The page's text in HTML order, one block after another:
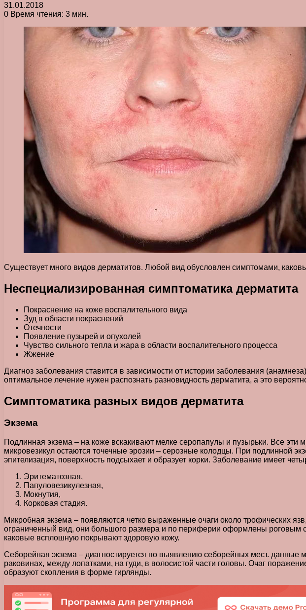
31.01.2018
0 Время чтения: 3 мин.
Существует много видов дерматитов. Любой вид обусловлен симптомами,
Неспециализированная симптоматика дерматита
Покраснение на коже воспалительного вида
Зуд в области покраснений
Отечности
Появление пузырей и опухолей
Чувство сильного тепла и жара в области воспалительного процесса
Жжение
Диагноз заболевания ставится в зависимости от истории заболевания
оптимальное лечение нужен распознать разновидность дерматита, а это
Симптоматика разных видов дерматита
Экзема
Подлинная экзема – на коже вскакивают мелке серопапулы и пузырьки. Все
микровезикул остаются точечные эрозии – серозные колодцы. При подлинной
эпителизация, поверхность подсыхает и образует корки. Заболевание имеет
Эритематозная,
Папуловезикулезная,
Мокнутия,
Корковая стадия.
Микробная экзема – появляются четко выраженные очаги около трофических
ограниченный вид, они большого размера и по периферии оформлены роговым
каковые всплошную покрывают здоровую кожу.
Себорейная экзема – диагностируется по выявлению себорейных мест. данные
раковинах, между лопатками, на гуди, в волосистой части головы. Очаг
образуют скопления в форме гирлянды.